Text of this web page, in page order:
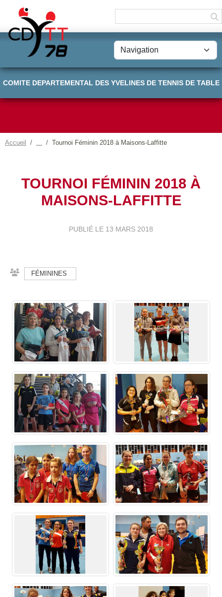
COMITE DEPARTEMENTAL DES YVELINES DE TENNIS DE TABLE
Accueil Tournoi Féminin 2018 à Maisons-Laffitte
TOURNOI FÉMININ 2018 À
MAISONS-LAFFITTE
PUBLIÉ LE 13 MARS 2018
FÉMININES
Panneau de gestion des cookies